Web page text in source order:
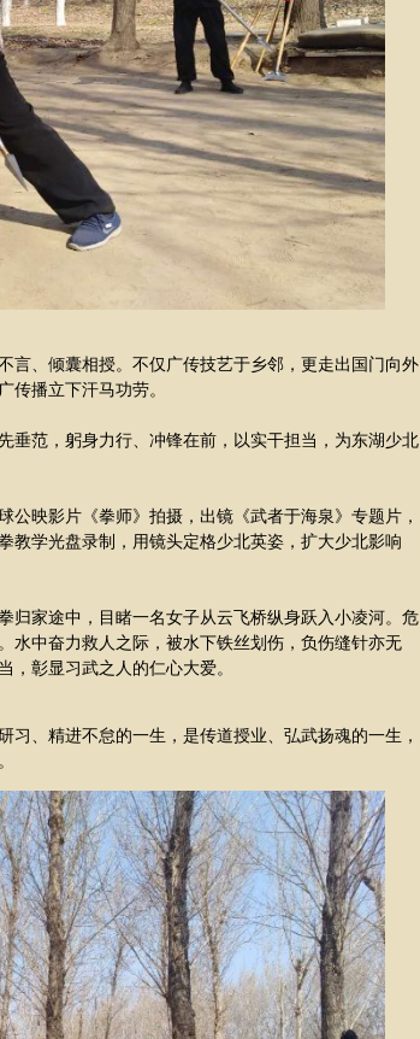
言、倾囊相授。不仅广传技艺于乡邻，更走出国门向外
传播立下汗马功劳。
垂范，躬身力行、冲锋在前，以实干担当，为东湖少北
公映影片《拳师》拍摄，出镜《武者于海泉》专题片，
教学光盘录制，用镜头定格少北英姿，扩大少北影响
归家途中，目睹一名女子从云飞桥纵身跃入小凌河。危
水中奋力救人之际，被水下铁丝划伤，负伤缝针亦无
，彰显习武之人的仁心大爱。
、精进不怠的一生，是传道授业、弘武扬魂的一生，